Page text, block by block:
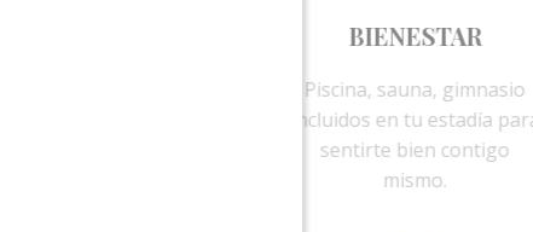
Piscina,
incluidos en
sentirte